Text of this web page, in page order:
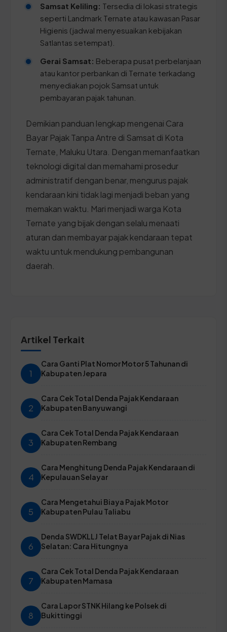
Samsat Keliling: Tersedia di lokasi strategis
seperti Landmark Ternate atau kawasan Pasar
Higienis (jadwal menyesuaikan kebijakan
Satlantas setempat).
Gerai Samsat: Beberapa pusat perbelanjaan
atau kantor perbankan di Ternate terkadang
menyediakan pojok Samsat untuk
pembayaran pajak tahunan.
Demikian panduan lengkap mengenai Cara
Bayar Pajak Tanpa Antre di Samsat di Kota
Ternate, Maluku Utara. Dengan memanfaatkan
teknologi digital dan memahami prosedur
administratif dengan benar, mengurus pajak
kendaraan kini tidak lagi menjadi beban yang
memakan waktu. Mari menjadi warga Kota
Ternate yang bijak dengan selalu menaati
aturan dan membayar pajak kendaraan tepat
waktu untuk mendukung pembangunan
daerah.
Artikel Terkait
1
Cara Ganti Plat Nomor Motor 5 Tahunan di
Kabupaten Jepara
2
Cara Cek Total Denda Pajak Kendaraan
Kabupaten Banyuwangi
3
Cara Cek Total Denda Pajak Kendaraan
Kabupaten Rembang
4
Cara Menghitung Denda Pajak Kendaraan di
Kepulauan Selayar
5
Cara Mengetahui Biaya Pajak Motor
Kabupaten Pulau Taliabu
6
Denda SWDKLLJ Telat Bayar Pajak di Nias
Selatan: Cara Hitungnya
7
Cara Cek Total Denda Pajak Kendaraan
Kabupaten Mamasa
8
Cara Lapor STNK Hilang ke Polsek di
Bukittinggi